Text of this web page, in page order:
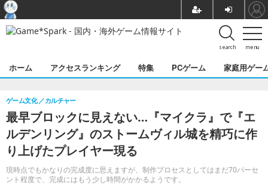
menu
search
ホーム アクセスランキング 特集 PCゲーム 家庭用ゲー
最早ブロックに見えない…『マイクラ』で『エ
ルデンリング』のストームヴィル城を精巧に作
り上げたプレイヤー現る
現時点でもかなりの完成度に思えますが、制作プロセスとしてはまだ70パーセ
ント程度で、完成にはもう少し時間がかかるようです。
ゲーム文化 カルチャー